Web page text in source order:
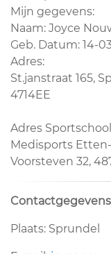
Mijn gegevens:
Naam: Joyce
Geb. Datum: 14-
Adres:
St.janstraat 165,
4714EE
Adres
Medisports
Voorsteven 32,
Contactgegevens
Plaats: Sprundel